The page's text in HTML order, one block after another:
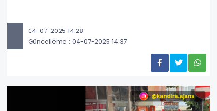
04-07-2025 14:28
Güncelleme : 04-07-2025 14:37